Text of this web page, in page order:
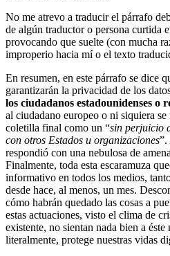
No me atrevo a traducir el párrafo
de algún traductor o persona curtida
provocando que suelte (con mucha
improperio hacia mí o el texto
En resumen, en este párrafo se dice
garantizarán la privacidad de los
los ciudadanos estadounidenses o
al ciudadano europeo o ni siquiera
coletilla final como un “sin perjuicio
con otros Estados u organizaciones”.
respondió con una nebulosa de
Finalmente, toda esta escaramuza
informativo en todos los medios,
desde hace, al menos, un mes.
cómo habrán quedado las cosas a
estas actuaciones, visto el clima de
existente, no sientan nada bien a éste
literalmente, protege nuestras vidas